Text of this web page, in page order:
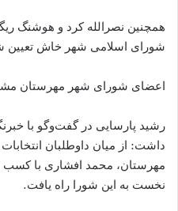
همچنین نصرالله کرد و هوشنگ
شورای اسلامی شهر خاش تعیین
اعضای شورای شهر مهرستان
رشید پارسایی در گفت‌وگو با
داشت: از میان داوطلبان
نخست به این شورا راه یافت.